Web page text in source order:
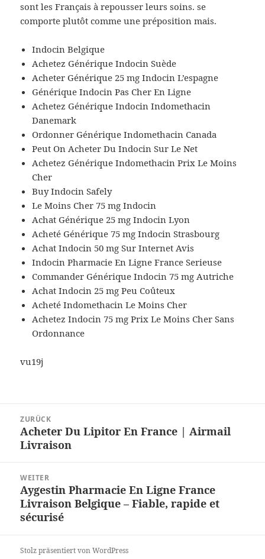
sont les Français à repousser leurs soins. se
comporte plutôt comme une préposition mais.
Indocin Belgique
Achetez Générique Indocin Suède
Acheter Générique 25 mg Indocin L’espagne
Générique Indocin Pas Cher En Ligne
Achetez Générique Indocin Indomethacin
Danemark
Ordonner Générique Indomethacin Canada
Peut On Acheter Du Indocin Sur Le Net
Achetez Générique Indomethacin Prix Le Moins
Cher
Buy Indocin Safely
Le Moins Cher 75 mg Indocin
Achat Générique 25 mg Indocin Lyon
Acheté Générique 75 mg Indocin Strasbourg
Achat Indocin 50 mg Sur Internet Avis
Indocin Pharmacie En Ligne France Serieuse
Commander Générique Indocin 75 mg Autriche
Achat Indocin 25 mg Peu Coûteux
Acheté Indomethacin Le Moins Cher
Achetez Indocin 75 mg Prix Le Moins Cher Sans
Ordonnance
vu19j
ZURÜCK
Vorheriger
Beitrag:
Acheter Du Lipitor En France | Airmail
Livraison
WEITER
Nächster
Beitrag:
Aygestin Pharmacie En Ligne France
Livraison Belgique – Fiable, rapide et
sécurisé
Stolz präsentiert von WordPress